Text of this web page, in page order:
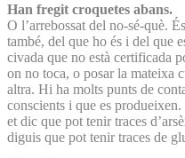
Han fregit croquetes abans.
O l’arrebossat del no-sé-què.
també, del que ho és i del que
civada que no està certificada
on no toca, o posar la mateixa
altra. Hi ha molts punts de
conscients i que es
et dic que pot tenir traces
diguis que pot tenir traces de